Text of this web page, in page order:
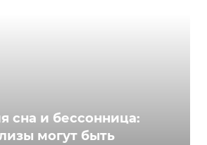
сна и бессонница:
могут быть